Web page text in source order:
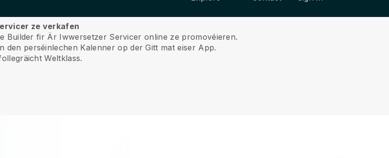
ze verkafen
Builder fir Är Iwwersetzer Servicer online ze promovéieren.
perséinlechen Kalenner op der Gitt mat eiser App.
Weltklass.